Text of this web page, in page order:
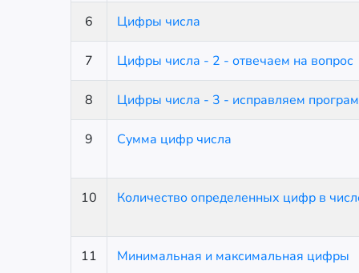
6 Цифры числа
7 Цифры числа - 2 - отвечаем на вопрос
8 Цифры числа - 3 - исправляем
9 Сумма цифр числа
10 Количество определенных цифр в
11 Минимальная и максимальная цифры